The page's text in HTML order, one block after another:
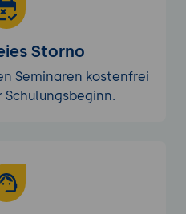
Storno
Seminaren kostenfrei
Schulungsbeginn.